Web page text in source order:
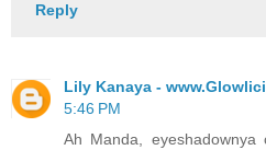
Reply
Lily Kanaya -
5:46 PM
Ah Manda,